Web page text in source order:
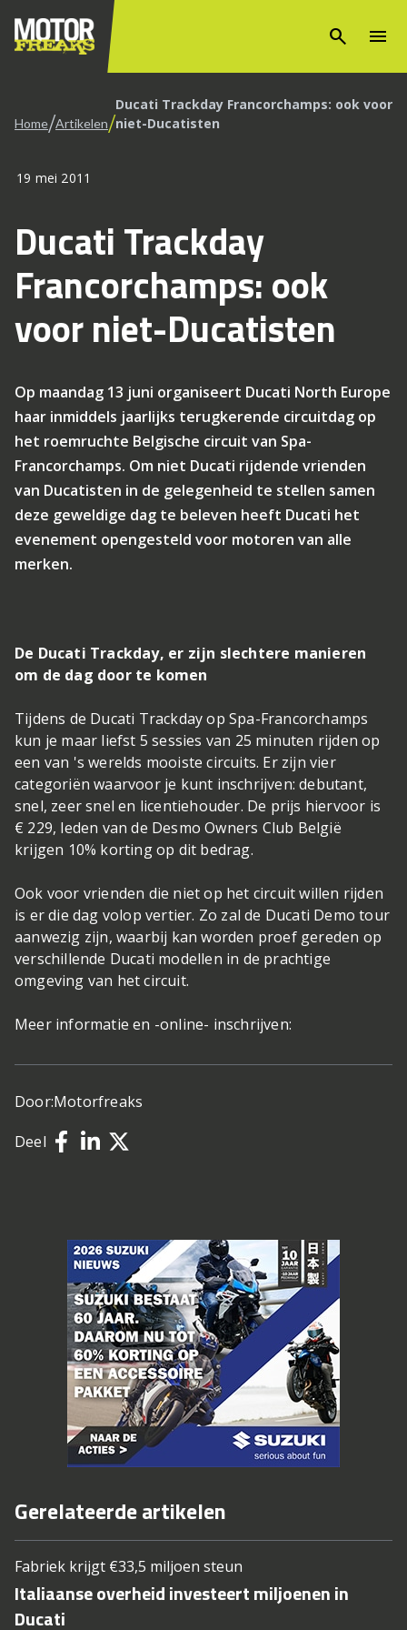
search menu
Home/Artikelen/Ducati Trackday Francorchamps: ook voor
niet-Ducatisten
19 mei 2011
Ducati Trackday
Francorchamps: ook
voor niet-Ducatisten
Op maandag 13 juni organiseert Ducati North Europe
haar inmiddels jaarlijks terugkerende circuitdag op
het roemruchte Belgische circuit van Spa-
Francorchamps. Om niet Ducati rijdende vrienden
van Ducatisten in de gelegenheid te stellen samen
deze geweldige dag te beleven heeft Ducati het
evenement opengesteld voor motoren van alle
merken.
De Ducati Trackday, er zijn slechtere manieren
om de dag door te komen
Tijdens de Ducati Trackday op Spa-Francorchamps
kun je maar liefst 5 sessies van 25 minuten rijden op
een van 's werelds mooiste circuits. Er zijn vier
categoriën waarvoor je kunt inschrijven: debutant,
snel, zeer snel en licentiehouder. De prijs hiervoor is
€ 229, leden van de Desmo Owners Club België
krijgen 10% korting op dit bedrag.
Ook voor vrienden die niet op het circuit willen rijden
is er die dag volop vertier. Zo zal de Ducati Demo tour
aanwezig zijn, waarbij kan worden proef gereden op
verschillende Ducati modellen in de prachtige
omgeving van het circuit.
Meer informatie en -online- inschrijven:
Door:Motorfreaks
Deel
Gerelateerde artikelen
Fabriek krijgt €33,5 miljoen steun
Italiaanse overheid investeert miljoenen in
Ducati